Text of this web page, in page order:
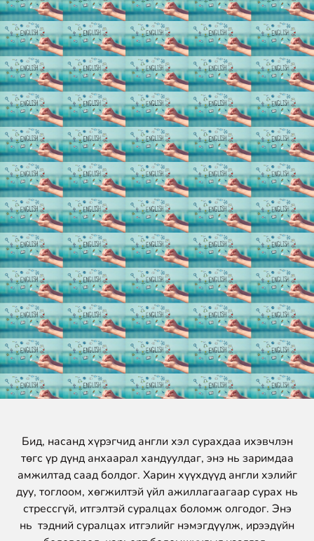
Бид, насанд хүрэгчид англи хэл сурахдаа ихэвчлэн
төгс үр дүнд анхаарал хандуулдаг, энэ нь заримдаа
амжилтад саад болдог. Харин хүүхдүүд англи хэлийг
дуу, тоглоом, хөгжилтэй үйл ажиллагаагаар сурах нь
стрессгүй, итгэлтэй суралцах боломж олгодог. Энэ
нь тэдний суралцах итгэлийг нэмэгдүүлж, ирээдүйн